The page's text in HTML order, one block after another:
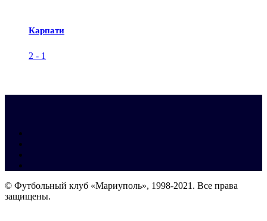
Карпати
2 - 1
© Футбольный клуб «Мариуполь», 1998-2021. Все права
защищены.